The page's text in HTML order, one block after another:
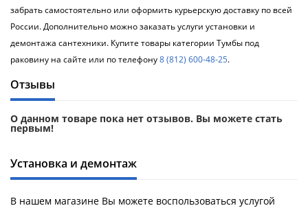
забрать самостоятельно или оформить курьерскую доставку по всей
России. Дополнительно можно заказать услуги установки и
демонтажа сантехники. Купите товары категории Тумбы под
раковину на сайте или по телефону8 (812) 600-48-25.
Отзывы
О данном товаре пока нет отзывов. Вы можете стать
первым!
Установка и демонтаж
В нашем магазине Вы можете воспользоваться услугой